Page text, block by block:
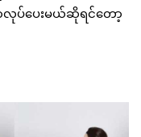
လုပ်ပေးမယ်ဆိုရင်တော့